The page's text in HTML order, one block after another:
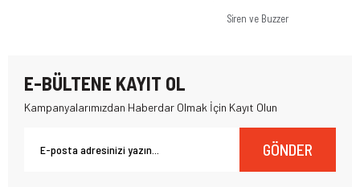
Siren ve Buzzer
E-BÜLTENE KAYIT OL
Kampanyalarımızdan Haberdar Olmak İçin Kayıt Olun
GÖNDER